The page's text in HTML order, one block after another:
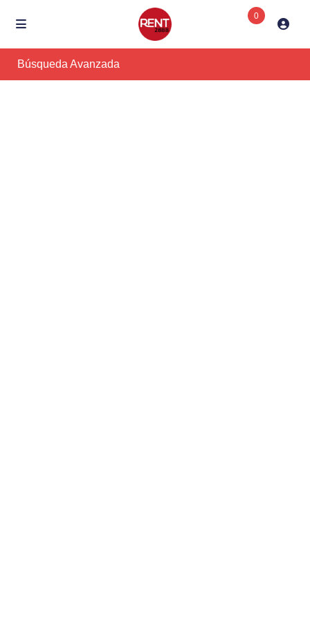
0
Búsqueda Avanzada